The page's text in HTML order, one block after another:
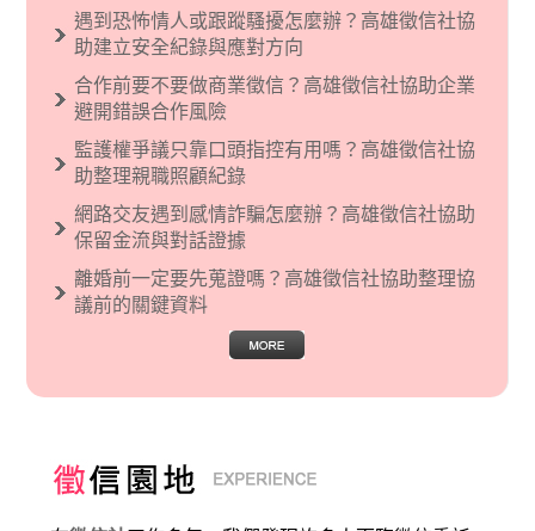
義傾向的人，通常對於自己的國家和民族有超強
烈的卓越感，因而瞧不起其他國家的人，所以沙
現了男性沙文…
遇到恐怖情人或跟蹤騷擾怎麼辦？高雄徵信社協
助建立安全紀錄與應對方向
合作前要不要做商業徵信？高雄徵信社協助企業
避開錯誤合作風險
監護權爭議只靠口頭指控有用嗎？高雄徵信社協
助整理親職照顧紀錄
網路交友遇到感情詐騙怎麼辦？高雄徵信社協助
保留金流與對話證據
離婚前一定要先蒐證嗎？高雄徵信社協助整理協
議前的關鍵資料